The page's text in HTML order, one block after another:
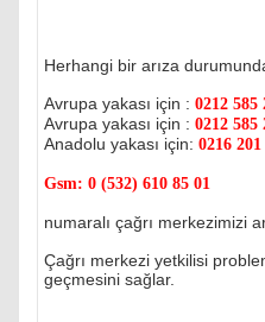
Herhangi bir arıza
Avrupa yakası için : 0212 585
Avrupa yakası için : 0212 585
Anadolu yakası için: 0216 201
Gsm: 0 (532) 610 85 01
numaralı çağrı merkezimizi
Çağrı merkezi yetkilisi
geçmesini sağlar.